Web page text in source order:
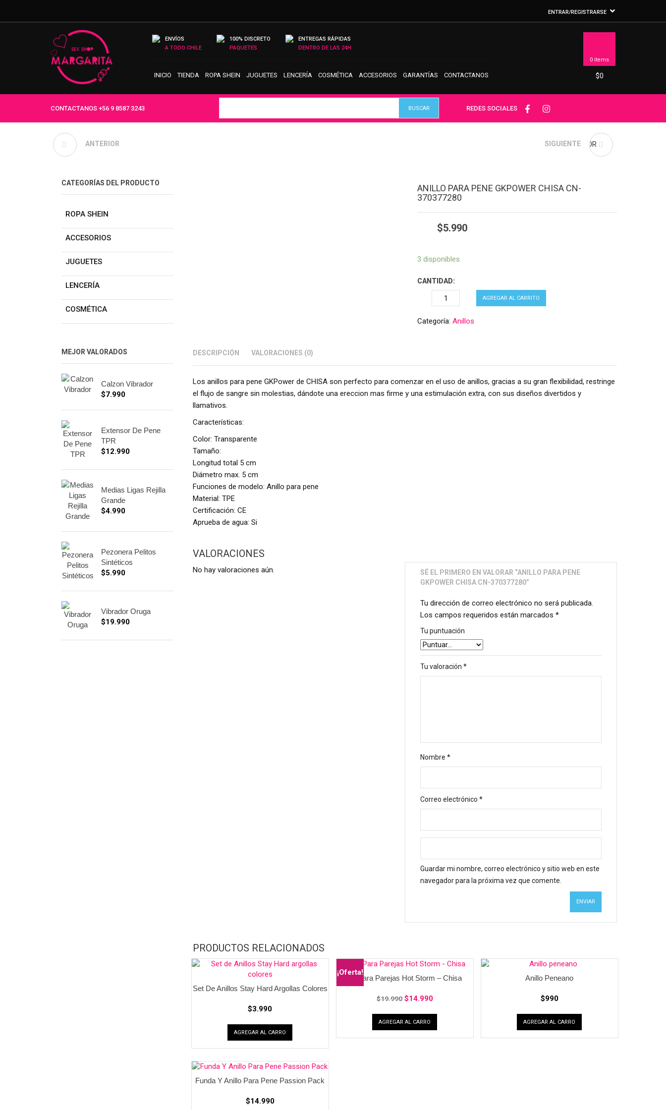
ENTRAR/REGISTRARSE
ENVÍOS
A TODO CHILE
100% DISCRETO
PAQUETES
ENTREGAS RÁPIDAS
DENTRO DE LAS 24H
INICIO TIENDA ROPA SHEIN JUGUETES LENCERÍA COSMÉTICA ACCESORIOS GARANTÍAS CONTACTANOS
0 items
$0
CONTACTANOS +56 9 8587 3243 REDES SOCIALES
HUEVO VIBRADOR
ANTERIOR CHANCHITO LAMEDOR
SIGUIENTE
ANILLO PARA PENE GKPOWER CHISA CN-
370377280
$5.990
3 disponibles
CANTIDAD:
AGREGAR AL CARRITO
Categoría: Anillos
DESCRIPCIÓN VALORACIONES (0)
Los anillos para pene GKPower de CHISA son perfecto para comenzar en el uso de anillos, gracias a su gran flexibilidad, restringe
el flujo de sangre sin molestias, dándote una ereccion mas firme y una estimulación extra, con sus diseños divertidos y
llamativos.
Características:
Color: Transparente
Tamaño:
Longitud total 5 cm
Diámetro max. 5 cm
Funciones de modelo: Anillo para pene
Material: TPE
Certificación: CE
Aprueba de agua: Si
VALORACIONES
No hay valoraciones aún.
SÉ EL PRIMERO EN VALORAR “ANILLO PARA PENE
GKPOWER CHISA CN-370377280”
Tu dirección de correo electrónico no será publicada.
Los campos requeridos están marcados *
Tu puntuación
Tu valoración *
Nombre *
Correo electrónico *
Guardar mi nombre, correo electrónico y sitio web en este
navegador para la próxima vez que comente.
PRODUCTOS RELACIONADOS
Set De Anillos Stay Hard Argollas Colores
$3.990
AGREGAR AL CARRO
¡Oferta!
Kit Para Parejas Hot Storm – Chisa
$19.990 $14.990
AGREGAR AL CARRO
Anillo Peneano
$990
AGREGAR AL CARRO
Funda Y Anillo Para Pene Passion Pack
$14.990
CATEGORÍAS DEL PRODUCTO
ROPA SHEIN
ACCESORIOS
JUGUETES
LENCERÍA
COSMÉTICA
MEJOR VALORADOS
Calzon Vibrador
$7.990
Extensor De Pene
TPR
$12.990
Medias Ligas Rejilla
Grande
$4.990
Pezonera Pelitos
Sintéticos
$5.990
Vibrador Oruga
$19.990